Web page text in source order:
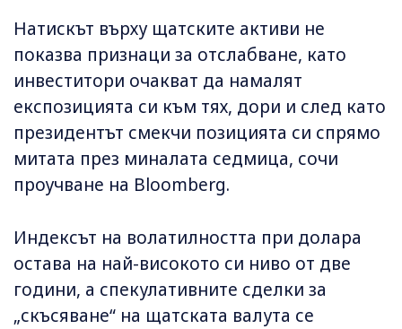
Натискът върху щатските активи не
показва признаци за отслабване, като
инвеститори очакват да намалят
експозицията си към тях, дори и след като
президентът смекчи позицията си спрямо
митата през миналата седмица, сочи
проучване на Bloomberg.
Индексът на волатилността при долара
остава на най-високото си ниво от две
години, а спекулативните сделки за
„скъсяване“ на щатската валута се